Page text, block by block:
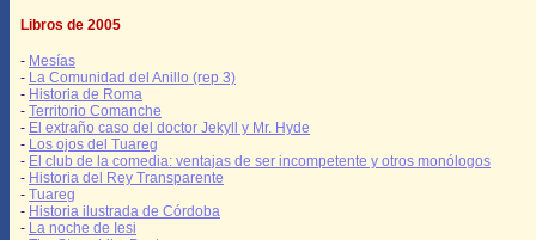
Libros de 2005
- Mesías
- La Comunidad del Anillo (rep 3)
- Historia de Roma
- Territorio Comanche
- El extraño caso del doctor Jekyll y Mr. Hyde
- Los ojos del Tuareg
- El club de la comedia: ventajas de ser incompetente y otros monólogos
- Historia del Rey Transparente
- Tuareg
- Historia ilustrada de Córdoba
- La noche de Iesi